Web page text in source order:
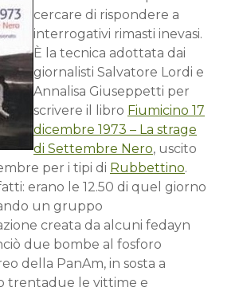
cercare di rispondere a
interrogativi rimasti inevasi.
È la tecnica adottata dai
giornalisti Salvatore Lordi e
Annalisa Giuseppetti per
scrivere il libro Fiumicino 17
dicembre 1973 – La strage
di Settembre Nero, uscito
per i tipi di Rubbettino.
erano le 12.50 di quel giorno
un gruppo
creata da alcuni fedayn
due bombe al fosforo
della PanAm, in sosta a
trentadue le vittime e